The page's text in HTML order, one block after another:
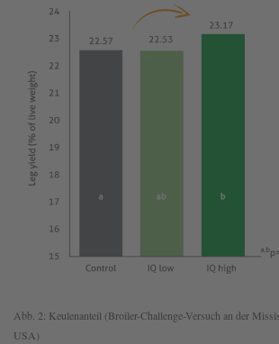
Abb. 2: Keulenanteil (Broiler-Challenge-Versuch an der
USA)